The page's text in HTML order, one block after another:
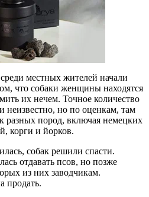
местных жителей начали
что собаки женщины находятся
их нечем. Точное количество
неизвестно, но по оценкам, там
разных пород, включая немецких
корги и йорков.
собак решили спасти.
отдавать псов, но позже
из них заводчикам.
продать.